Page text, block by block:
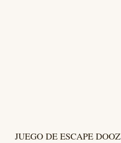
JUEGO DE ESCAPE DOOZ